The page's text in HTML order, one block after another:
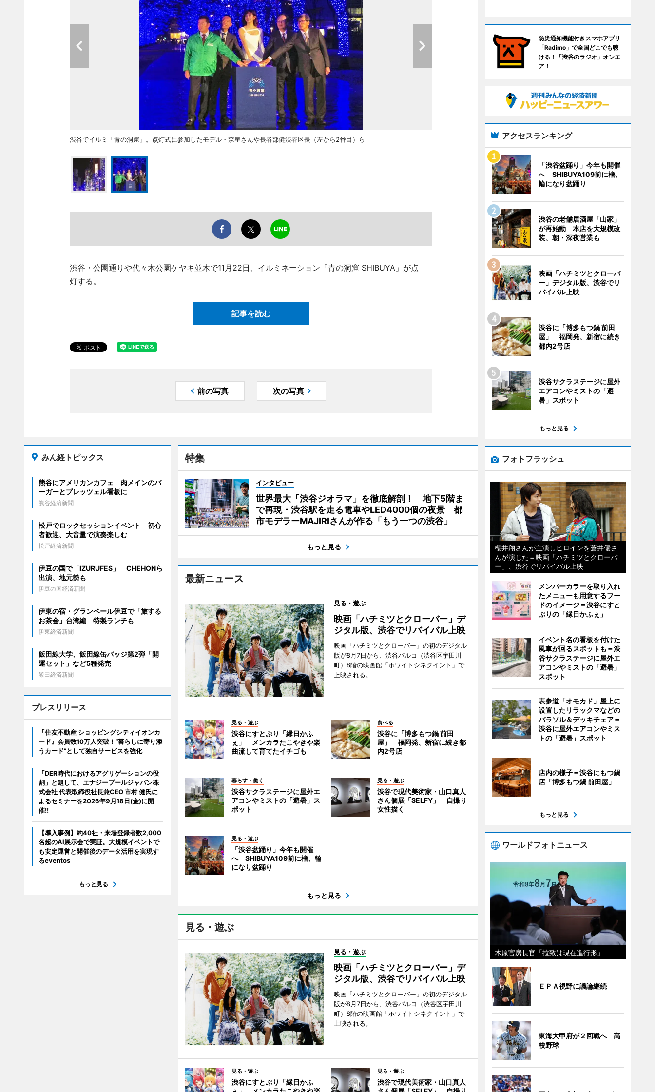
渋谷でイルミ「青の洞窟」。点灯式に参加したモデル・森星さんや長谷部健渋谷区長（左から2番目）ら
渋谷・公園通りや代々木公園ケヤキ並木で11月22日、イルミネーション「青の洞窟 SHIBUYA」が点
灯する。
記事を読む
前の写真 次の写真
特集
インタビュー
世界最大「渋谷ジオラマ」を徹底解剖！ 地下5階ま
で再現・渋谷駅を走る電車やLED4000個の夜景 都
市モデラーMAJIRIさんが作る「もう一つの渋谷」
もっと見る
最新ニュース
見る・遊ぶ
映画「ハチミツとクローバー」デ
ジタル版、渋谷でリバイバル上映
映画「ハチミツとクローバー」の初のデジタル
版が8月7日から、渋谷パルコ（渋谷区宇田川
町）8階の映画館「ホワイトシネクイント」で
上映される。
見る・遊ぶ
渋谷にすとぷり「縁日かふ
ぇ」 メンカラたこやきや楽
曲流して育てたイチゴも
食べる
渋谷に「博多もつ鍋 前田
屋」 福岡発、新宿に続き都
内2号店
暮らす・働く
渋谷サクラステージに屋外エ
アコンやミストの「避暑」ス
ポット
見る・遊ぶ
渋谷で現代美術家・山口真人
さん個展「SELFY」 自撮り
女性描く
見る・遊ぶ
「渋谷盆踊り」今年も開催
へ SHIBUYA109前に櫓、輪
になり盆踊り
もっと見る
見る・遊ぶ
見る・遊ぶ
映画「ハチミツとクローバー」デ
ジタル版、渋谷でリバイバル上映
映画「ハチミツとクローバー」の初のデジタル
版が8月7日から、渋谷パルコ（渋谷区宇田川
町）8階の映画館「ホワイトシネクイント」で
上映される。
見る・遊ぶ
渋谷にすとぷり「縁日かふ
見る・遊ぶ
渋谷で現代美術家・山口真人
みん経トピックス
熊谷にアメリカンカフェ 肉メインのバ
ーガーとプレッツェル看板に
熊谷経済新聞
松戸でロックセッションイベント 初心
者歓迎、大音量で演奏楽しむ
松戸経済新聞
伊豆の国で「IZURUFES」 CHEHONら
出演、地元勢も
伊豆の国経済新聞
伊東の宿・グランベール伊豆で「旅する
お茶会」台湾編 特製ランチも
伊東経済新聞
飯田線大学、飯田線缶バッジ第2弾「開
運セット」など5種発売
飯田経済新聞
プレスリリース
『住友不動産 ショッピングシティイオンカ
ード』会員数10万人突破！“暮らしに寄り添
うカード”として独自サービスを強化
「DER時代におけるアグリゲーションの役
割」と題して、エナジープールジャパン株
式会社 代表取締役社長兼CEO 市村 健氏に
よるセミナーを2026年9月18日(金)に開
催!!
【導入事例】約40社・来場登録者数2,000
名超のAI展示会で実証。大規模イベントで
も安定運営と開催後のデータ活用を実現す
るeventos
もっと見る
防災通知機能付きスマホアプリ
「Radimo」で全国どこでも聴
ける！「渋谷のラジオ」オンエ
ア！
アクセスランキング
「渋谷盆踊り」今年も開催
へ SHIBUYA109前に櫓、
輪になり盆踊り
渋谷の老舗居酒屋「山家」
が再始動 本店を大規模改
装、朝・深夜営業も
映画「ハチミツとクローバ
ー」デジタル版、渋谷でリ
バイバル上映
渋谷に「博多もつ鍋 前田
屋」 福岡発、新宿に続き
都内2号店
渋谷サクラステージに屋外
エアコンやミストの「避
暑」スポット
もっと見る
フォトフラッシュ
櫻井翔さんが主演しヒロインを蒼井優さ
んが演じた＝映画「ハチミツとクローバ
ー」、渋谷でリバイバル上映
メンバーカラーを取り入れ
たメニューも用意するフー
ドのイメージ＝渋谷にすと
ぷりの「縁日かふぇ」
イベント名の看板を付けた
風車が回るスポットも＝渋
谷サクラステージに屋外エ
アコンやミストの「避暑」
スポット
表参道「オモカド」屋上に
設置したリラックマなどの
パラソル＆デッキチェア＝
渋谷に屋外エアコンやミス
トの「避暑」スポット
店内の様子＝渋谷にもつ鍋
店「博多もつ鍋 前田屋」
もっと見る
ワールドフォトニュース
木原官房長官「拉致は現在進行形」
ＥＰＡ視野に議論継続
東海大甲府が２回戦へ 高
校野球